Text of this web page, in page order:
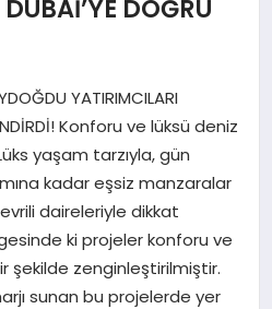
DOĞRU
YATIRIMCILARI
Konforu ve lüksü deniz
yaşam tarzıyla, gün
kadar eşsiz manzaralar
daireleriyle dikkat
ki projeler konforu ve
şekilde zenginleştirilmiştir.
sunan bu projelerde yer